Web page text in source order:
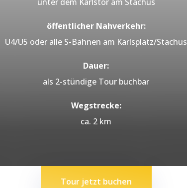
öffentlicher Nahverkehr:
U4/U5 oder alle S-Bahnen am Karlsplatz/Stachus
Dauer:
als 2-stündige Tour buchbar
Wegstrecke:
ca. 2 km
Tour jetzt buchen